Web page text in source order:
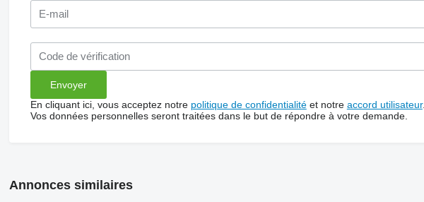
En cliquant ici, vous acceptez notre politique de confidentialitéet notre accord utilisateur.
Vos données personnelles seront traitées dans le but de répondre à votre demande.
Annonces similaires